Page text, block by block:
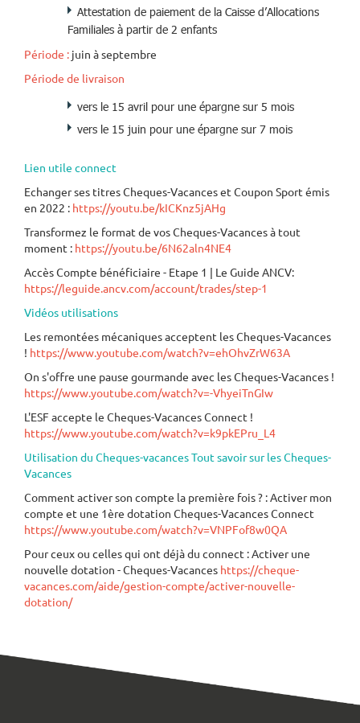
Attestation de paiement de la Caisse d’Allocations
Familiales à partir de 2 enfants
Période : juin à septembre
Période de livraison
vers le 15 avril pour une épargne sur 5 mois
vers le 15 juin pour une épargne sur 7 mois
Lien utile connect
Echanger ses titres Cheques-Vacances et Coupon Sport émis
en 2022 : https://youtu.be/kICKnz5jAHg
Transformez le format de vos Cheques-Vacances à tout
moment : https://youtu.be/6N62aln4NE4
Accès Compte bénéficiaire - Etape 1 | Le Guide ANCV:
https://leguide.ancv.com/account/trades/step-1
Vidéos utilisations
Les remontées mécaniques acceptent les Cheques-Vacances
! https://www.youtube.com/watch?v=ehOhvZrW63A
On s'offre une pause gourmande avec les Cheques-Vacances !
https://www.youtube.com/watch?v=-VhyeiTnGIw
L'ESF accepte le Cheques-Vacances Connect !
https://www.youtube.com/watch?v=k9pkEPru_L4
Utilisation du Cheques-vacances Tout savoir sur les Cheques-
Vacances
Comment activer son compte la première fois ? : Activer mon
compte et une 1ère dotation Cheques-Vacances Connect
https://www.youtube.com/watch?v=VNPFof8w0QA
Pour ceux ou celles qui ont déjà du connect : Activer une
nouvelle dotation - Cheques-Vacances https://cheque-
vacances.com/aide/gestion-compte/activer-nouvelle-
dotation/